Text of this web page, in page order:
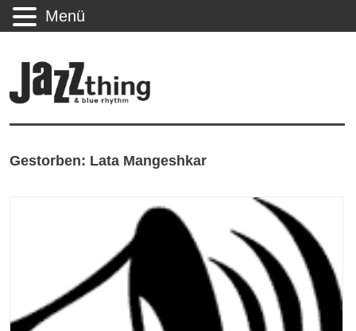
Gestorben: Lata Mangeshkar
Menü